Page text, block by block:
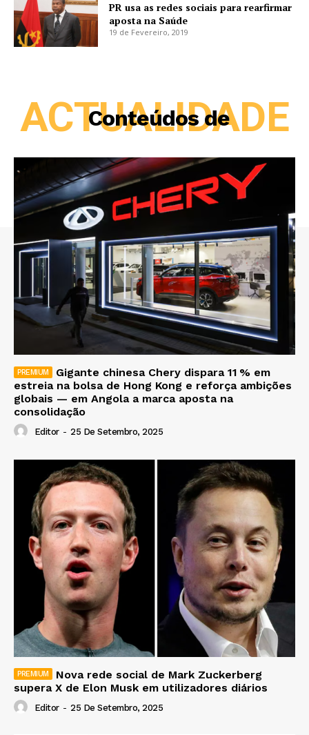
PR usa as redes sociais para rearfirmar
aposta na Saúde
19 de Fevereiro, 2019
Conteúdos de
ACTUALIDADE
Gigante chinesa Chery dispara 11 % em
estreia na bolsa de Hong Kong e reforça ambições
globais — em Angola a marca aposta na
consolidação
Editor - 25 De Setembro, 2025
Nova rede social de Mark Zuckerberg
supera X de Elon Musk em utilizadores diários
Editor - 25 De Setembro, 2025